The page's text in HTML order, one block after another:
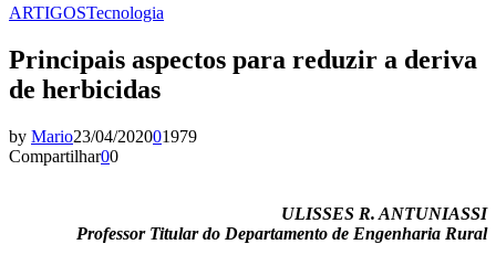
ARTIGOSTecnologia
Principais aspectos para reduzir a deriva
de herbicidas
by Mario23/04/202001979
Compartilhar00
ULISSES R. ANTUNIASSI
Professor Titular do Departamento de Engenharia Rural